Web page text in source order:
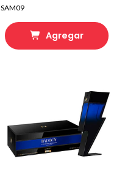
SAM09
Agregar